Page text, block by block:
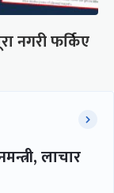
नगरी फर्किए
लाचार